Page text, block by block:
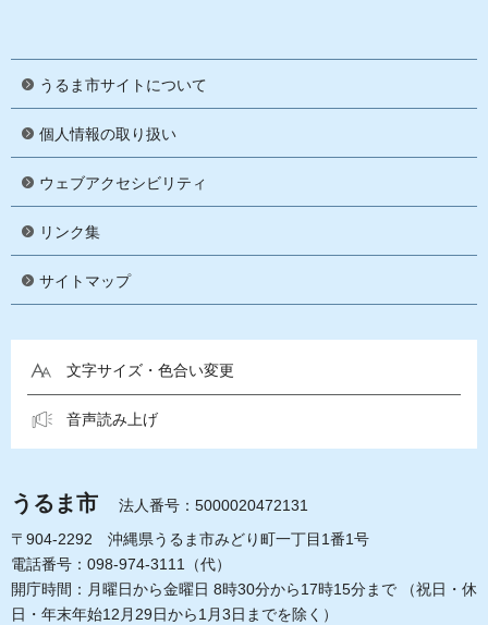
うるま市サイトについて
個人情報の取り扱い
ウェブアクセシビリティ
リンク集
サイトマップ
文字サイズ・色合い変更
音声読み上げ
うるま市
法人番号：5000020472131
〒904-2292 沖縄県うるま市みどり町一丁目1番1号
電話番号：098-974-3111（代）
開庁時間：月曜日から金曜日 8時30分から17時15分まで
（祝日・休
日・年末年始12月29日から1月3日までを除く）